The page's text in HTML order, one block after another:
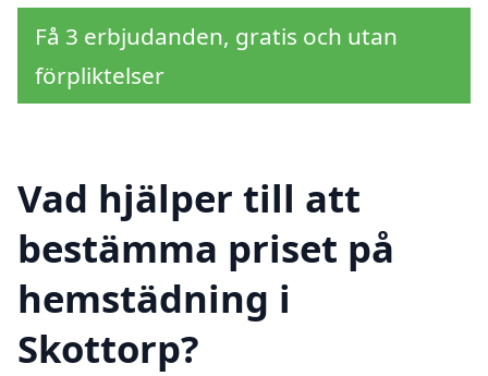
Få 3 erbjudanden, gratis och utan
förpliktelser
Vad hjälper till att
bestämma priset på
hemstädning i
Skottorp?